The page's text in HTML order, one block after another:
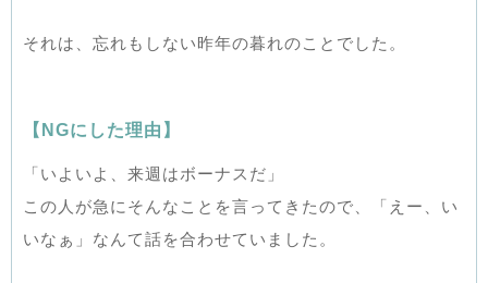
それは、忘れもしない昨年の暮れのことでした。
【NGにした理由】
「いよいよ、来週はボーナスだ」
この人が急にそんなことを言ってきたので、「えー、い
いなぁ」なんて話を合わせていました。